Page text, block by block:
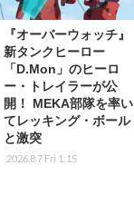
『オーバーウォッチ』
新タンクヒーロー
「D.Mon」のヒーロ
ー・トレイラーが公
開！ MEKA部隊を率い
てレッキング・ボール
と激突
2026.8.7 Fri 1:15